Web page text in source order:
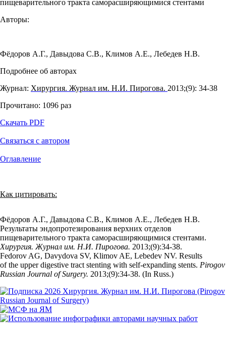
пищеварительного тракта саморасширяющимися стентами
Авторы:
Фёдоров А.Г., Давыдова С.В., Климов А.Е., Лебедев Н.В.
Подробнее об авторах
Журнал: Хирургия. Журнал им. Н.И. Пирогова. 2013;(9): 34‑38
Прочитано: 1096 раз
Скачать PDF
Связаться с автором
Оглавление
Как цитировать:
Фёдоров А.Г., Давыдова С.В., Климов А.Е., Лебедев Н.В.
Результаты эндопротезирования верхних отделов
пищеварительного тракта саморасширяющимися стентами.
Хирургия. Журнал им. Н.И. Пирогова. 2013;(9):34‑38.
Fedorov AG, Davydova SV, Klimov AE, Lebedev NV. Results
of the upper digestive tract stenting with self-expanding stents. Pirogov
Russian Journal of Surgery. 2013;(9):34‑38. (In Russ.)